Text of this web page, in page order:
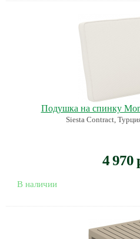
Подушка на спинку
Siesta Contract,
4 970
В наличии